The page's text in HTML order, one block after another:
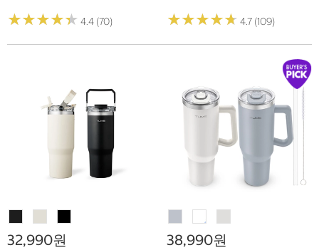
★★★★★
★★★★★ 4.4 (70) ★★★★★
★★★★★ 4.7 (109)
32,990원 38,990원